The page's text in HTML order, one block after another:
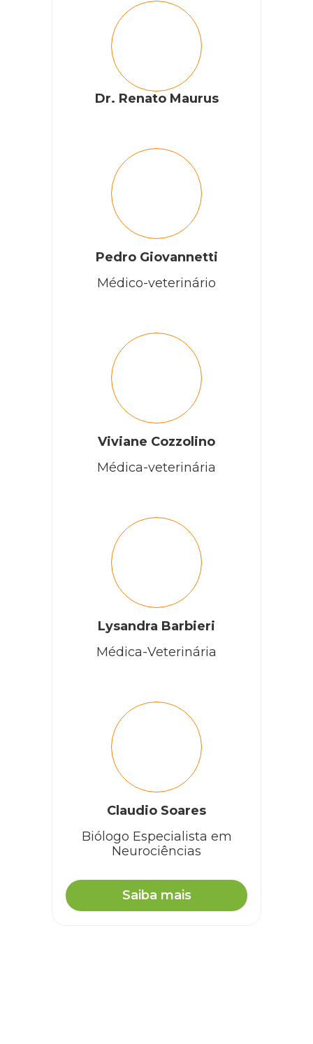
Dr. Renato Maurus
Pedro Giovannetti
Médico-veterinário
Viviane Cozzolino
Médica-veterinária
Lysandra Barbieri
Médica-Veterinária
Claudio Soares
Biólogo Especialista em
Neurociências
Saiba mais